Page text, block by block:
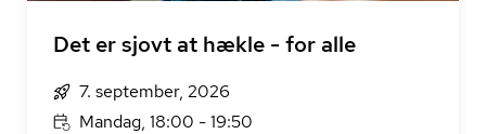
Det er sjovt at hækle - for alle
7. september, 2026
Mandag, 18:00 - 19:50